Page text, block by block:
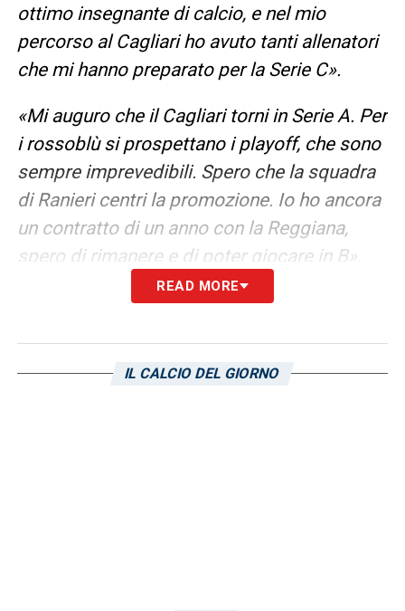
ottimo insegnante di calcio, e nel mio
percorso al Cagliari ho avuto tanti allenatori
che mi hanno preparato per la Serie C».
«Mi auguro che il Cagliari torni in Serie A. Per
i rossoblù si prospettano i playoff, che sono
sempre imprevedibili. Spero che la squadra
di Ranieri centri la promozione. Io ho ancora
un contratto di un anno con la Reggiana,
spero di rimanere e di poter giocare in B».
READ MORE
IL CALCIO DEL GIORNO